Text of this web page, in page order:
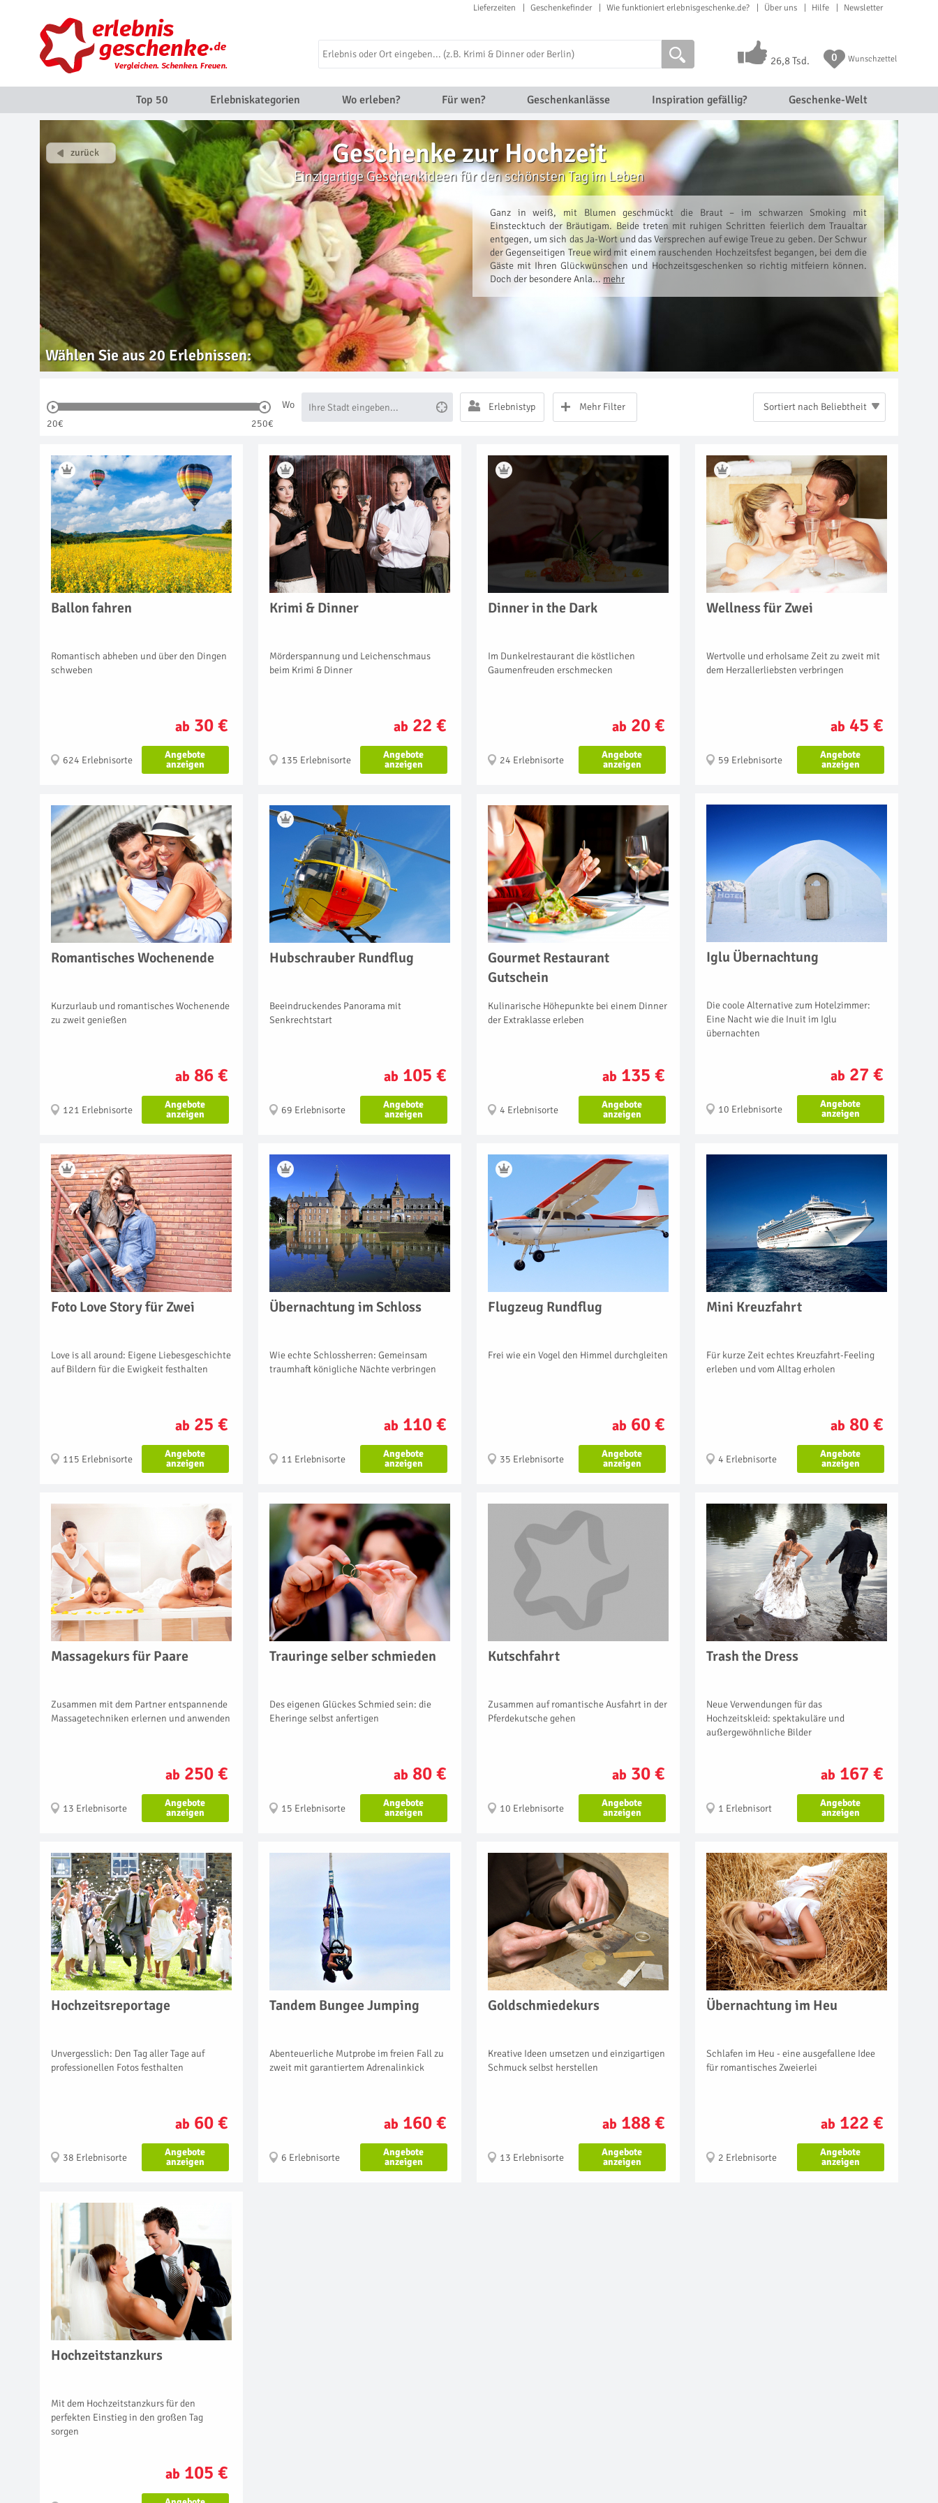
Lieferzeiten Geschenkefinder Wie funktioniert erlebnisgeschenke.de? Über uns Hilfe Newsletter
26,8 Tsd. 0 Wunschzettel
Top 50 Erlebniskategorien Wo erleben? Für wen? Geschenkanlässe Inspiration gefällig? Geschenke-Welt
Geschenke zur Hochzeit
Einzigartige Geschenkideen für den schönsten Tag im Leben
Ganz in weiß, mit Blumen geschmückt die Braut – im schwarzen Smoking mit
Einstecktuch der Bräutigam. Beide treten mit ruhigen Schritten feierlich dem Traualtar
entgegen, um sich das Ja-Wort und das Versprechen auf ewige Treue zu geben. Der Schwur
der Gegenseitigen Treue wird mit einem rauschenden Hochzeitsfest begangen, bei dem die
Gäste mit Ihren Glückwünschen und Hochzeitsgeschenken so richtig mitfeiern können.
Doch der besondere Anla...
Wählen Sie aus20Erlebnissen:
20€ 250€
Wo Erlebnistyp Mehr Filter Sortiert nach Beliebtheit
Ballon fahren
Romantisch abheben und über den Dingen
schweben
ab 30 €
624 Erlebnisorte
Angebote
anzeigen
Krimi & Dinner
Mörderspannung und Leichenschmaus
beim Krimi & Dinner
ab 22 €
135 Erlebnisorte
Angebote
anzeigen
Dinner in the Dark
Im Dunkelrestaurant die köstlichen
Gaumenfreuden erschmecken
ab 20 €
24 Erlebnisorte
Angebote
anzeigen
Wellness für Zwei
Wertvolle und erholsame Zeit zu zweit mit
dem Herzallerliebsten verbringen
ab 45 €
59 Erlebnisorte
Angebote
anzeigen
Romantisches Wochenende
Kurzurlaub und romantisches Wochenende
zu zweit genießen
ab 86 €
121 Erlebnisorte
Angebote
anzeigen
Hubschrauber Rundflug
Beeindruckendes Panorama mit
Senkrechtstart
ab 105 €
69 Erlebnisorte
Angebote
anzeigen
Gourmet Restaurant
Gutschein
Kulinarische Höhepunkte bei einem Dinner
der Extraklasse erleben
ab 135 €
4 Erlebnisorte
Angebote
anzeigen
Iglu Übernachtung
Die coole Alternative zum Hotelzimmer:
Eine Nacht wie die Inuit im Iglu
übernachten
ab 27 €
10 Erlebnisorte
Angebote
anzeigen
Foto Love Story für Zwei
Love is all around: Eigene Liebesgeschichte
auf Bildern für die Ewigkeit festhalten
ab 25 €
115 Erlebnisorte
Angebote
anzeigen
Übernachtung im Schloss
Wie echte Schlossherren: Gemeinsam
traumhaft königliche Nächte verbringen
ab 110 €
11 Erlebnisorte
Angebote
anzeigen
Flugzeug Rundflug
Frei wie ein Vogel den Himmel durchgleiten
ab 60 €
35 Erlebnisorte
Angebote
anzeigen
Mini Kreuzfahrt
Für kurze Zeit echtes Kreuzfahrt-Feeling
erleben und vom Alltag erholen
ab 80 €
4 Erlebnisorte
Angebote
anzeigen
Massagekurs für Paare
Zusammen mit dem Partner entspannende
Massagetechniken erlernen und anwenden
ab 250 €
13 Erlebnisorte
Angebote
anzeigen
Trauringe selber schmieden
Des eigenen Glückes Schmied sein: die
Eheringe selbst anfertigen
ab 80 €
15 Erlebnisorte
Angebote
anzeigen
Kutschfahrt
Zusammen auf romantische Ausfahrt in der
Pferdekutsche gehen
ab 30 €
10 Erlebnisorte
Angebote
anzeigen
Trash the Dress
Neue Verwendungen für das
Hochzeitskleid: spektakuläre und
außergewöhnliche Bilder
ab 167 €
1 Erlebnisort
Angebote
anzeigen
Hochzeitsreportage
Unvergesslich: Den Tag aller Tage auf
professionellen Fotos festhalten
ab 60 €
38 Erlebnisorte
Angebote
anzeigen
Tandem Bungee Jumping
Abenteuerliche Mutprobe im freien Fall zu
zweit mit garantiertem Adrenalinkick
ab 160 €
6 Erlebnisorte
Angebote
anzeigen
Goldschmiedekurs
Kreative Ideen umsetzen und einzigartigen
Schmuck selbst herstellen
ab 188 €
13 Erlebnisorte
Angebote
anzeigen
Übernachtung im Heu
Schlafen im Heu - eine ausgefallene Idee
für romantisches Zweierlei
ab 122 €
2 Erlebnisorte
Angebote
anzeigen
Hochzeitstanzkurs
Mit dem Hochzeitstanzkurs für den
perfekten Einstieg in den großen Tag
sorgen
ab 105 €